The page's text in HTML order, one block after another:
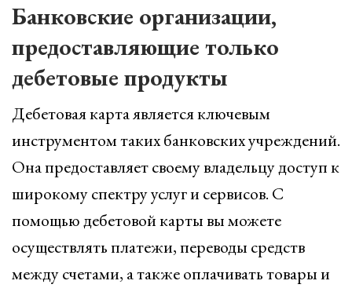
Банковские организации,
предоставляющие только
дебетовые продукты
Дебетовая карта является ключевым
инструментом таких банковских учреждений.
Она предоставляет своему владельцу доступ к
широкому спектру услуг и сервисов. С
помощью дебетовой карты вы можете
осуществлять платежи, переводы средств
между счетами, а также оплачивать товары и